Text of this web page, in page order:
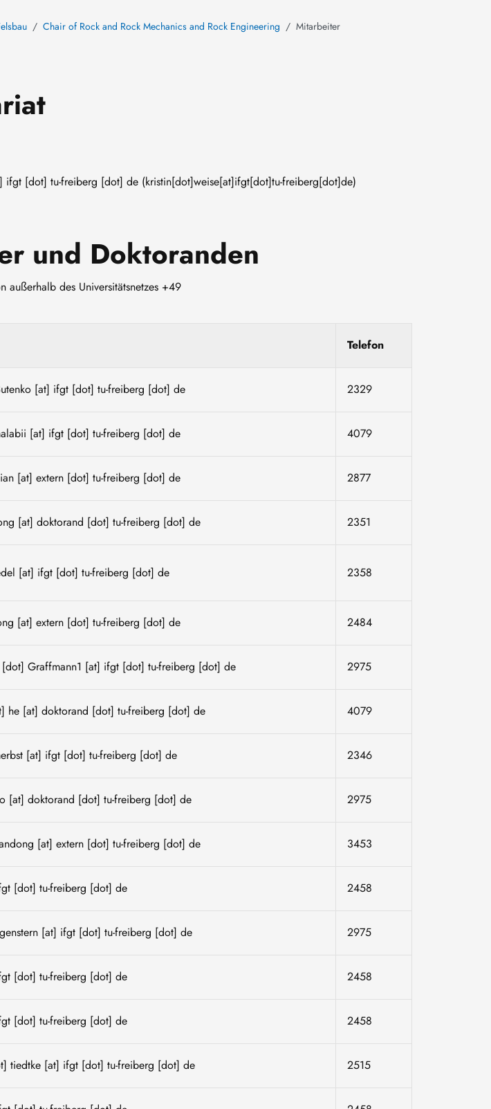
Chair of Rock and Rock Mechanics and Rock Engineering Mitarbeiter
ifgt [dot]tu-freiberg [dot]de (kristin[dot]weise[at]ifgt[dot]tu-freiberg[dot]de)
und Doktoranden
außerhalb des Universitätsnetzes +49
Telefon
[at] ifgt [dot] tu-freiberg [dot] de 2329
[at] ifgt [dot] tu-freiberg [dot] de 4079
[at] extern [dot] tu-freiberg [dot] de 2877
[at] doktorand [dot] tu-freiberg [dot] de 2351
[at] ifgt [dot] tu-freiberg [dot] de 2358
[at] extern [dot] tu-freiberg [dot] de 2484
[dot] Graffmann1 [at] ifgt [dot] tu-freiberg [dot] de 2975
he [at] doktorand [dot] tu-freiberg [dot] de 4079
[at] ifgt [dot] tu-freiberg [dot] de 2346
[at] doktorand [dot] tu-freiberg [dot] de 2975
[at] extern [dot] tu-freiberg [dot] de 3453
[dot] tu-freiberg [dot] de 2458
[at] ifgt [dot] tu-freiberg [dot] de 2975
[dot] tu-freiberg [dot] de 2458
[dot] tu-freiberg [dot] de 2458
tiedtke [at] ifgt [dot] tu-freiberg [dot] de 2515